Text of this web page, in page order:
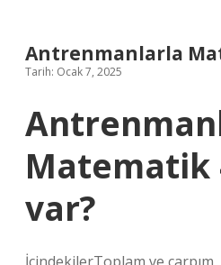
Antrenmanlarla
Tarih: Ocak 7, 2025
Matematik
var?